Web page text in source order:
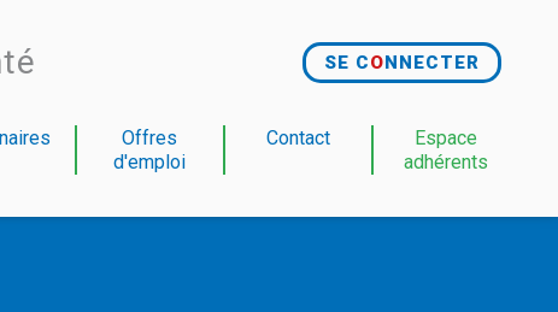
SE CONNECTER
Offres
d'emploi
Contact
Espace
adhérents